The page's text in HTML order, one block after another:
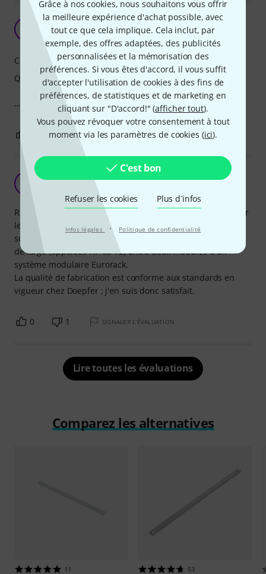
Grâce à nos cookies, nous souhaitons vous offrir
la meilleure expérience d'achat possible, avec
tout ce que cela implique. Cela inclut, par
exemple, des offres adaptées, des publicités
personnalisées et la mémorisation des
préférences. Si vous êtes d'accord, il vous suffit
d'accepter l'utilisation de cookies à des fins de
préférences, de statistiques et de marketing en
cliquant sur "D'accord!" (afficher tout).
Vous pouvez révoquer votre consentement à tout
moment via les paramètres de cookies (ici).
C'est bon
Refuser les cookies Plus d´infos
Infos légales · Politique de confidentialité
cachez-moi…
fl3shb4ck 09.07.2022
…ce vide que je ne saurais voir
Caractéristiques
Qualité de fabrication
0 SIGNALER L'ÉVALUATION
Ce blank panel joue son rôle sans problème.
Thomas491 12.06.2017
Rien à signaler de particulier pour ce produit : comme pour
les autres blank panels du catalogue Doepfer, celui-ci joue
son rôle, consistant à "remplir" un espace vide de 2 unités
de large (appelées HP ou TE) entre deux modules d'un
système modulaire Eurorack.
La qualité de fabrication est conforme aux standards en
vigueur chez Doepfer ; j'en suis donc satisfait.
0 1 SIGNALER L'ÉVALUATION
Lire toutes les évaluations
Comparez les alternatives
11 53